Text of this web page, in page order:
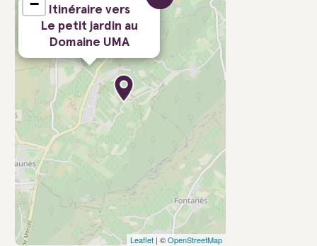
Itinéraire vers
Le petit jardin au
Domaine UMA
−
Leaflet | ©OpenStreetMap